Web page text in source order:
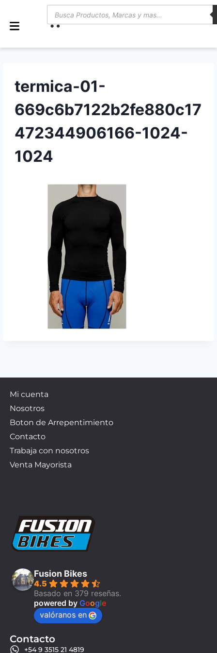
termica-01-
669c6b7122b2fe880c17
472344906166-1024-
1024
Mi cuenta
Nosotros
Boton de Arrepentimiento
Contacto
Trabaja con nosotros
Venta Mayorista
Fusion Bikes
4.5
Basado en 379 reseñas.
powered by Google
valóranos en
Contacto
+54 9 3515 21 4819